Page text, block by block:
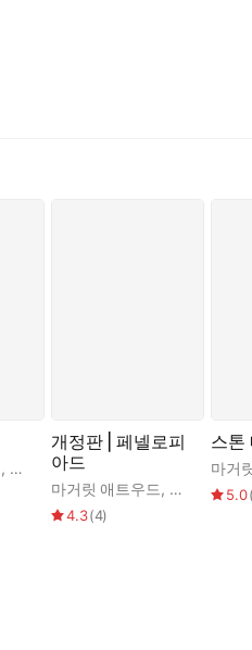
, 더글러스 프레스턴
개정판 | 페넬로피
아드
마거릿 애트우드, 김진준
4.3(4)
스톤
마거
5.0(